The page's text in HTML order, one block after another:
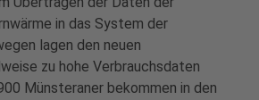
in das System der
lagen den neuen
zu hohe Verbrauchsdaten
Münsteraner bekommen in den